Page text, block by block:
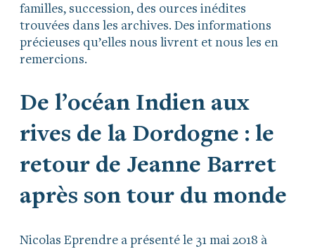
familles, succession, des ources inédites
trouvées dans les archives. Des informations
précieuses qu’elles nous livrent et nous les en
remercions.
De l’océan Indien aux
rives de la Dordogne : le
retour de Jeanne Barret
après son tour du monde
Nicolas Eprendre a présenté le 31 mai 2018 à